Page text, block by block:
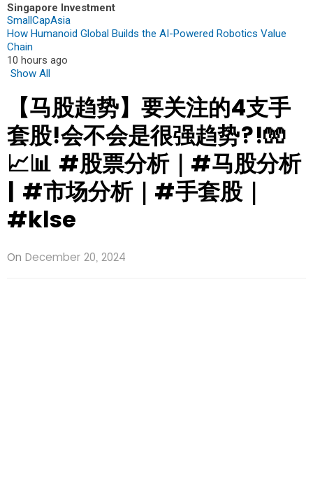
Singapore Investment
SmallCapAsia
How Humanoid Global Builds the AI-Powered Robotics Value
Chain
10 hours ago
Show All
【马股趋势】要关注的4支手
套股!会不会是很强趋势?!🧤
📈📊 #股票分析｜#马股分析
| #市场分析｜#手套股｜
#klse
On December 20, 2024